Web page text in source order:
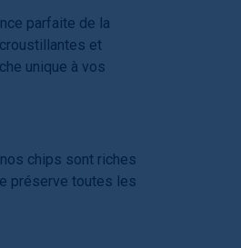
parfaite de la
et
unique à vos
chips sont riches
préserve toutes les